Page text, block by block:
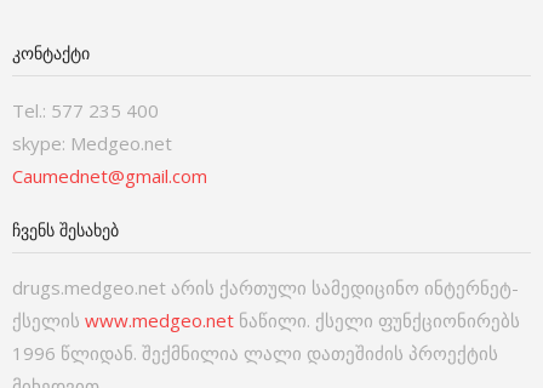
ᲙᲝᲜᲢᲐᲥᲢᲘ
Tel.: 577 235 400
skype: Medgeo.net
Caumednet@gmail.com
ᲩᲕᲔᲜᲡ ᲨᲔᲡᲐᲮᲔᲑ
drugs.medgeo.net არის ქართული სამედიცინო ინტერნეტ-
ქსელის www.medgeo.net ნაწილი. ქსელი ფუნქციონირებს
1996 წლიდან. შექმნილია ლალი დათეშიძის პროექტის